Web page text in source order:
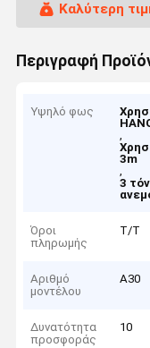
Καλύτερη
Περιγραφή
Υψηλό φως
,
3m
,
3
Όροι
πληρωμής
Τ/Τ
Αριθμό
μοντέλου
A30
Δυνατότητα
προσφοράς
10